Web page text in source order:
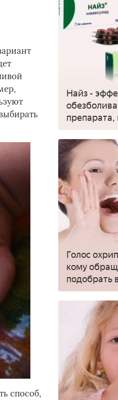
способ,
Найз -
препарата,
применять
Голос
кому
подобрать